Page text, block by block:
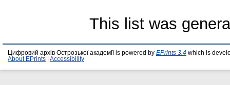
This list was
Цифровий архів Острозької академії is powered by EPrints 3.4 which is
About EPrints
Accessibility